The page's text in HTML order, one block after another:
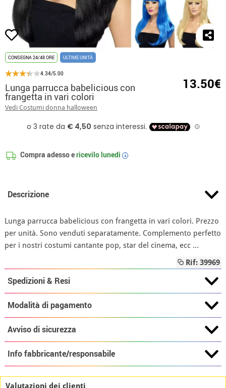
CONSEGNA 24/48 ORE ULTIME UNITÀ
4.34/5.00
Lunga parrucca babelicious con
frangetta in vari colori
Vedi Costumi donna halloween
13.50€
Compra adesso ericevilolunedi i
Descrizione
Lunga parrucca babelicious con frangetta in vari colori. Prezzo
per unità. Sono venduti separatamente. Complemento perfetto
per i nostri costumi cantante pop, star del cinema, ecc ...
Rif: 39969
Spedizioni & Resi
Modalità di pagamento
Avviso di sicurezza
Info fabbricante/responsabile
Valutazioni dei clienti